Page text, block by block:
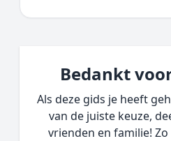
Bedankt
Als deze gids je heeft
van de juiste keuze,
vrienden en familie!